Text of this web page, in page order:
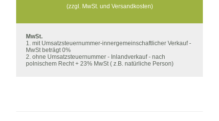
(zzgl. MwSt. und Versandkosten)
MwSt.
1. mit Umsatzsteuernummer-innergemeinschaftlicher Verkauf -
MwSt beträgt 0%
2. ohne Umsatzsteuernummer - Inlandverkauf - nach
polnischem Recht + 23% MwSt ( z.B. natürliche Person)